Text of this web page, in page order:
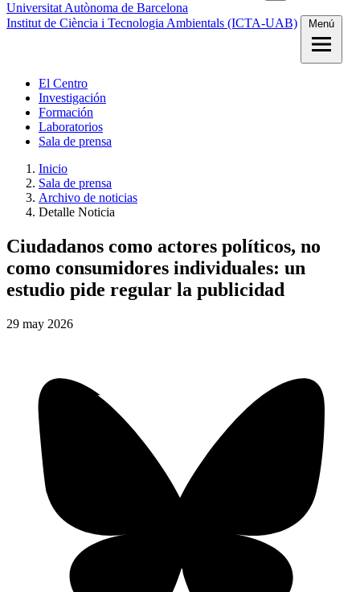
Universitat Autònoma de Barcelona
Institut de Ciència i Tecnologia Ambientals (ICTA-UAB)
Menú
El Centro
Investigación
Formación
Laboratorios
Sala de prensa
Inicio
Sala de prensa
Archivo de noticias
Detalle Noticia
Ciudadanos como actores políticos, no
como consumidores individuales: un
estudio pide regular la publicidad
29 may 2026